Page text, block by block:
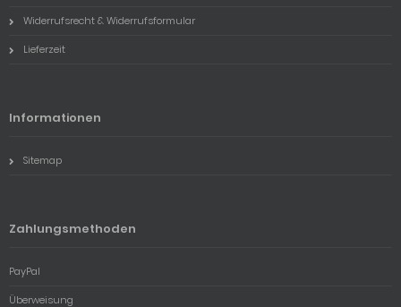
Widerrufsrecht & Widerrufsformular
Lieferzeit
Informationen
Sitemap
Zahlungsmethoden
PayPal
Überweisung